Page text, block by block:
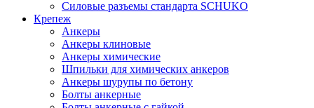
Силовые разъемы стандарта SCHUKO
Крепеж
Анкеры
Анкеры клиновые
Анкеры химические
Шпильки для химических анкеров
Анкеры шурупы по бетону
Болты анкерные